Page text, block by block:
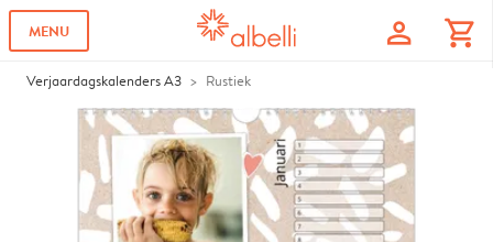
MENU profile shopping_cart
Verjaardagskalenders A3 Rustiek